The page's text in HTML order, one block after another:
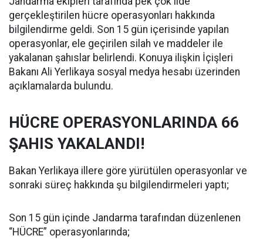
gerçekleştirilen hücre operasyonları hakkında
bilgilendirme geldi. Son 15 gün içerisinde yapılan
operasyonlar, ele geçirilen silah ve maddeler ile
yakalanan şahıslar belirlendi. Konuya ilişkin İçişleri
Bakanı Ali Yerlikaya sosyal medya hesabı üzerinden
açıklamalarda bulundu.
HÜCRE OPERASYONLARINDA 66
ŞAHIS YAKALANDI!
Bakan Yerlikaya illere göre yürütülen operasyonlar ve
sonraki süreç hakkında şu bilgilendirmeleri yaptı;
Son 15 gün içinde Jandarma tarafından düzenlenen
“HÜCRE” operasyonlarında;